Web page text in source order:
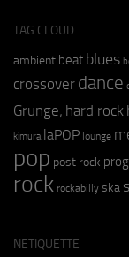
TAG CLOUD
ambient beat blues
crossover dance
Grunge; hard rock
kimura laPOP lounge
pop post rock prog
rock rockabilly ska
NETIQUETTE